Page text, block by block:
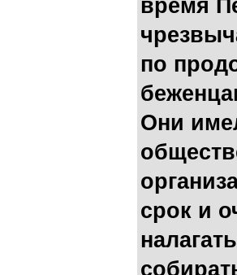
время
по
Они
срок и